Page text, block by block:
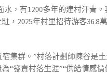
，有1200多年的建村汗青
2025年村里招待游客36.8
集群。”村落計劃師陳谷是
“發賣村落生涯”“供給情感